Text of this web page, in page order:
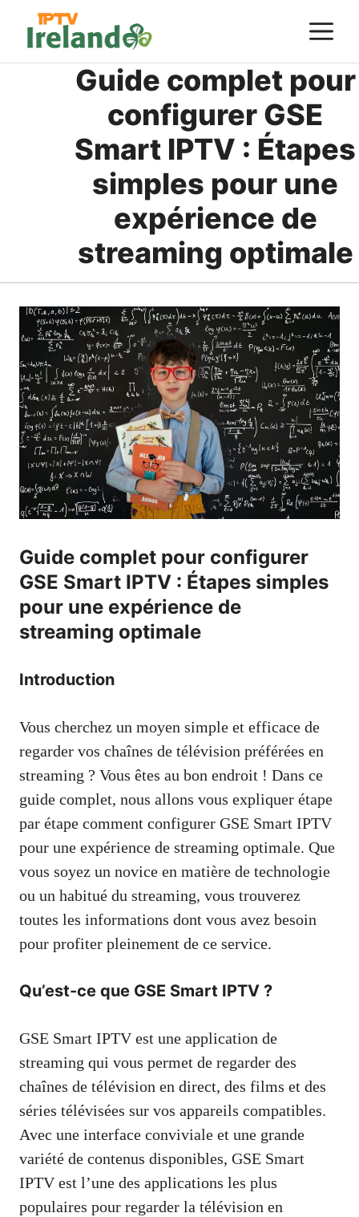
content
Guide complet pour
configurer GSE
Smart IPTV : Étapes
simples pour une
expérience de
streaming optimale
Guide complet pour configurer
GSE Smart IPTV : Étapes simples
pour une expérience de
streaming optimale
Introduction
Vous cherchez un moyen simple et efficace de
regarder vos chaînes de télévision préférées en
streaming ? Vous êtes au bon endroit ! Dans ce
guide complet, nous allons vous expliquer étape
par étape comment configurer GSE Smart IPTV
pour une expérience de streaming optimale. Que
vous soyez un novice en matière de technologie
ou un habitué du streaming, vous trouverez
toutes les informations dont vous avez besoin
pour profiter pleinement de ce service.
Qu’est-ce que GSE Smart IPTV ?
GSE Smart IPTV est une application de
streaming qui vous permet de regarder des
chaînes de télévision en direct, des films et des
séries télévisées sur vos appareils compatibles.
Avec une interface conviviale et une grande
variété de contenus disponibles, GSE Smart
IPTV est l’une des applications les plus
populaires pour regarder la télévision en